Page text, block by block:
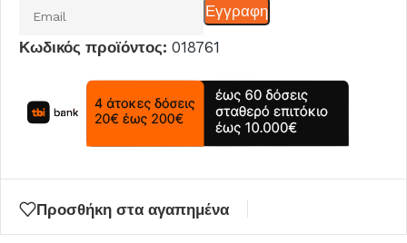
email
για
να
αναμονής
Εγγραφη
Κωδικός προϊόντος: 018761
Προσθήκη στα αγαπημένα